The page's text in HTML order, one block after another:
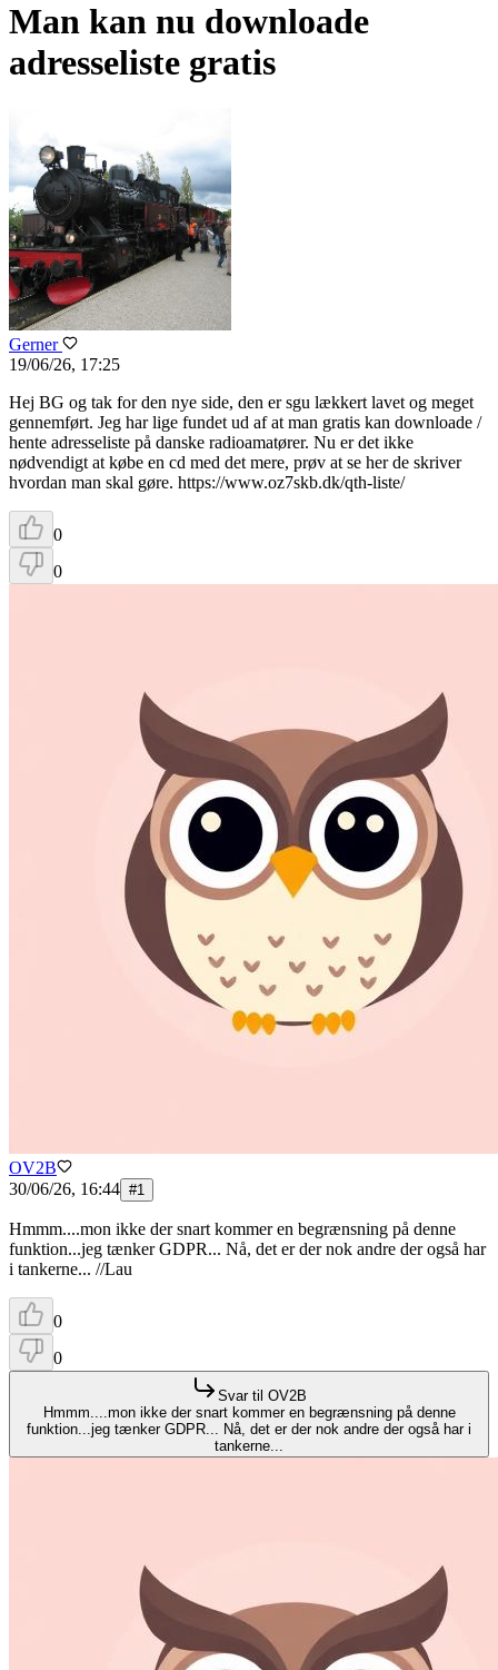
Man kan nu downloade
adresseliste gratis
Gerner
19/06/26, 17:25
Hej BG og tak for den nye side, den er sgu lækkert lavet og meget
gennemført. Jeg har lige fundet ud af at man gratis kan downloade /
hente adresseliste på danske radioamatører. Nu er det ikke
nødvendigt at købe en cd med det mere, prøv at se her de skriver
hvordan man skal gøre. https://www.oz7skb.dk/qth-liste/
0
0
OV2B
30/06/26, 16:44 #1
Hmmm....mon ikke der snart kommer en begrænsning på denne
funktion...jeg tænker GDPR... Nå, det er der nok andre der også har
i tankerne... //Lau
0
0
Svar til OV2B
Hmmm....mon ikke der snart kommer en begrænsning på denne
funktion...jeg tænker GDPR... Nå, det er der nok andre der også har i
tankerne...